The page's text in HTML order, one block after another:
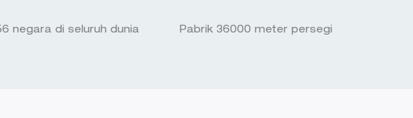
negara di seluruh dunia Pabrik 36000 meter persegi